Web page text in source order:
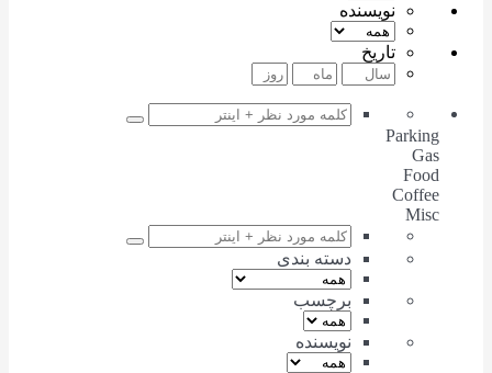
نویسنده
تاریخ
Parking
Coffee
دسته بندی
برچسب
نویسنده